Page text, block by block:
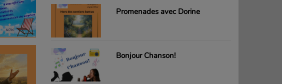
Promenades avec Dorine
Bonjour Chanson!